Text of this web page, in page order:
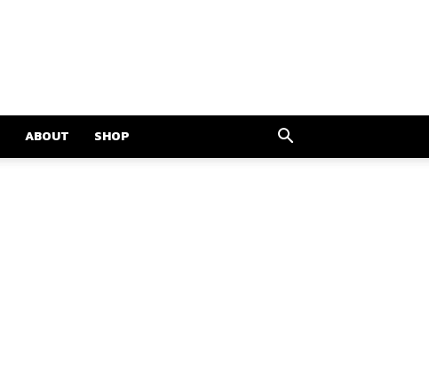
ABOUT SHOP